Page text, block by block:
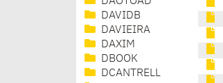
DAVIDB
DAVIEIRA
DAXIM
DBOOK
DCANTRELL